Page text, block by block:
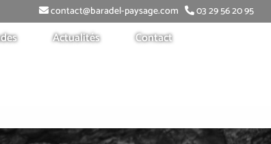
contact@baradel-paysage.com 03 29 56 20 95
Actualités Contact